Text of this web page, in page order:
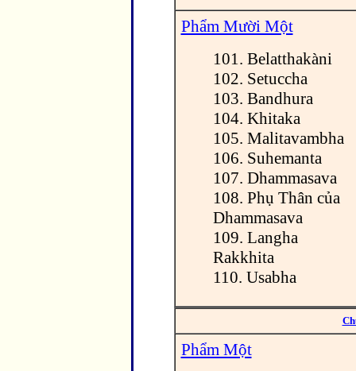
Phẩm Mười Một
101. Belatthakàni
102. Setuccha
103. Bandhura
104. Khitaka
105. Malitavambha
106. Suhemanta
107. Dhammasava
108. Phụ Thân của
Dhammasava
109. Langha
Rakkhita
110. Usabha
Phẩm Một